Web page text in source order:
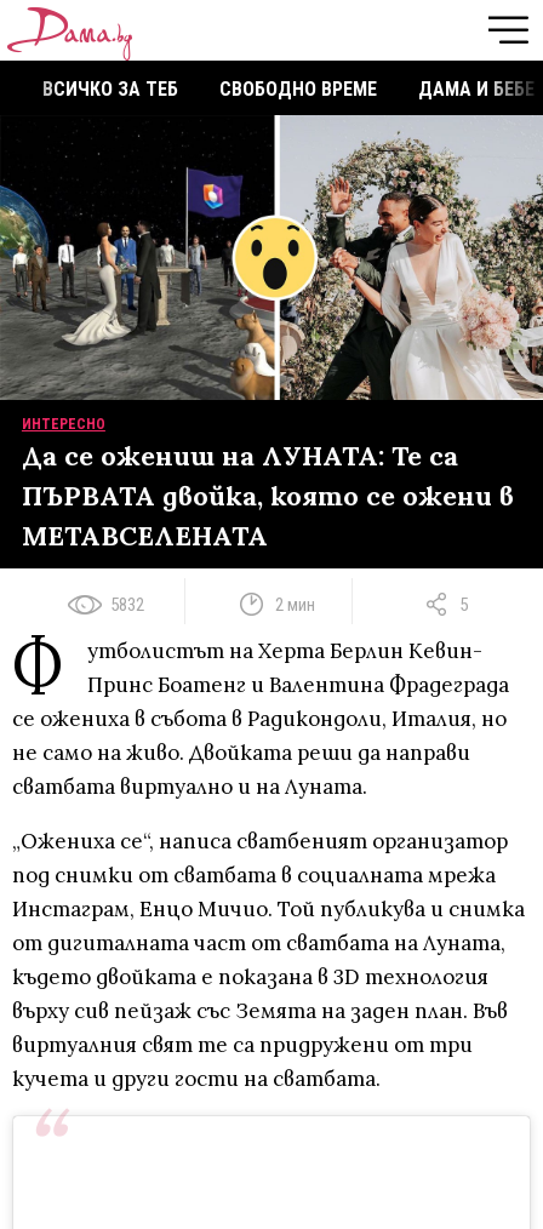
ВСИЧКО ЗА ТЕБ СВОБОДНО ВРЕМЕ ДАМА И БЕБЕ
ИНТЕРЕСНО
Да се ожениш на ЛУНАТА: Те са
ПЪРВАТА двойка, която се ожени в
МЕТАВСЕЛЕНАТА
5832 2 мин 5
Ф
утболистът на Херта Берлин Кевин-
Принс Боатенг и Валентина Фрадеграда
се ожениха в събота в Радикондоли, Италия, но
не само на живо. Двойката реши да направи
сватбата виртуално и на Луната.
„Ожениха се“, написа сватбеният организатор
под снимки от сватбата в социалната мрежа
Инстаграм, Енцо Мичио. Той публикува и снимка
от дигиталната част от сватбата на Луната,
където двойката е показана в 3D технология
върху сив пейзаж със Земята на заден план. Във
виртуалния свят те са придружени от три
кучета и други гости на сватбата.